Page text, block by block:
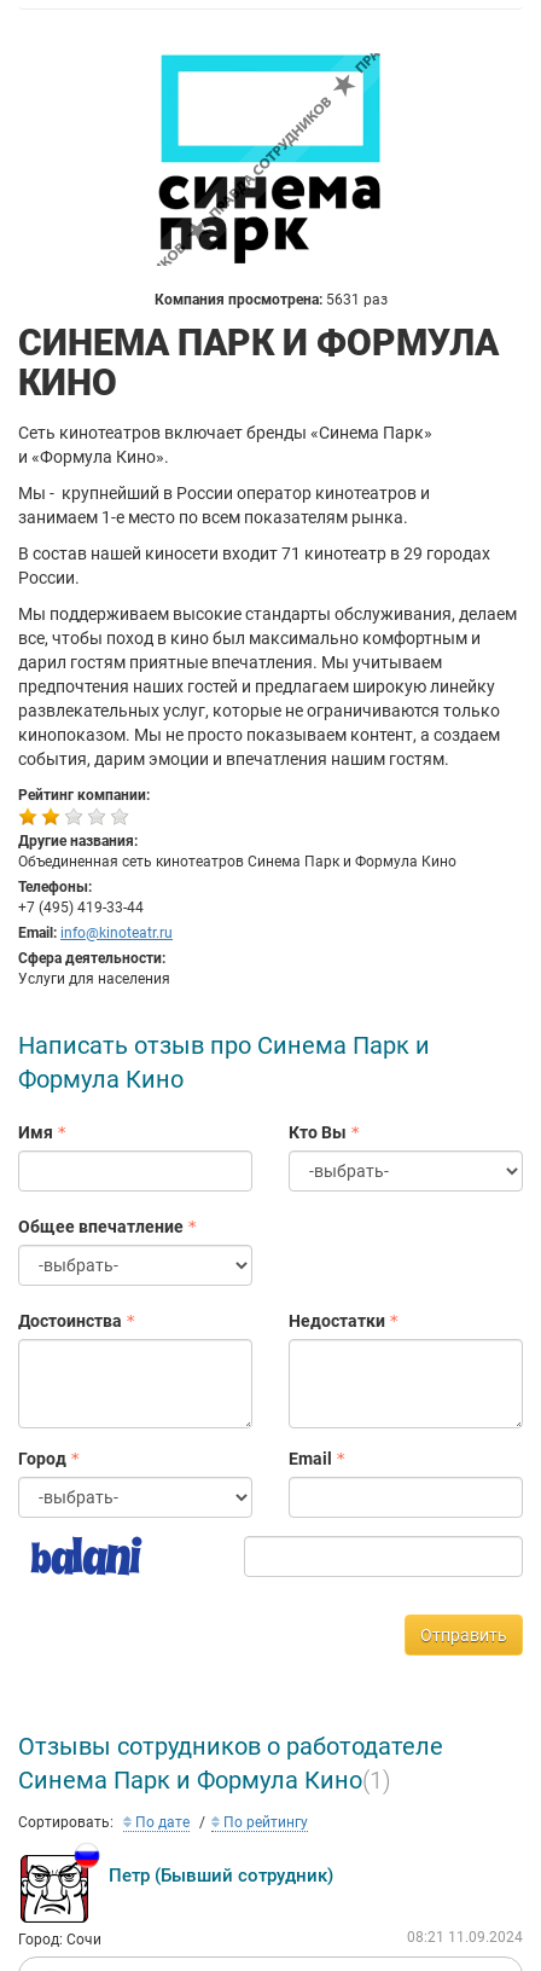
Компания просмотрена: 5631 раз
СИНЕМА ПАРК И ФОРМУЛА
КИНО
Сеть кинотеатров включает бренды «Синема Парк»
и «Формула Кино».
Мы - крупнейший в России оператор кинотеатров и
занимаем 1-е место по всем показателям рынка.
В состав нашей киносети входит 71 кинотеатр в 29 городах
России.
Мы поддерживаем высокие стандарты обслуживания, делаем
все, чтобы поход в кино был максимально комфортным и
дарил гостям приятные впечатления. Мы учитываем
предпочтения наших гостей и предлагаем широкую линейку
развлекательных услуг, которые не ограничиваются только
кинопоказом. Мы не просто показываем контент, а создаем
события, дарим эмоции и впечатления нашим гостям.
Рейтинг компании:
Другие названия:
Объединенная сеть кинотеатров Синема Парк и Формула Кино
Телефоны:
+7 (495) 419-33-44
Email: info@kinoteatr.ru
Сфера деятельности:
Услуги для населения
Написать отзыв про Синема Парк и
Формула Кино
Имя Кто Вы
Общее впечатление
Достоинства Недостатки
Город Email
Отправить
Отзывы сотрудников о работодателе
Синема Парк и Формула Кино(1)
Сортировать: По дате По рейтингу
Петр (Бывший сотрудник)
Город: Сочи 08:21 11.09.2024